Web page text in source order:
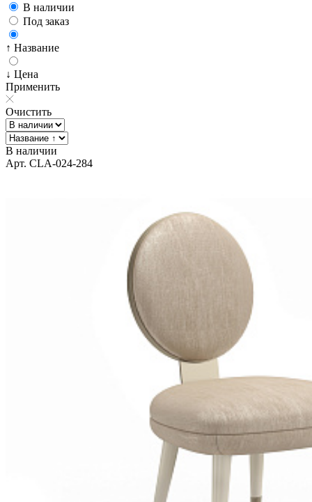
В наличии
Под заказ
↑ Название
↓ Цена
Применить
Очистить
В наличии
Арт. CLA-024-284